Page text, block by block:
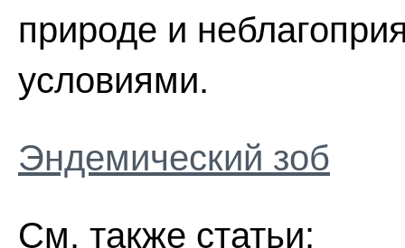
природе и
условиями.
Эндемический зоб
См. также статьи: